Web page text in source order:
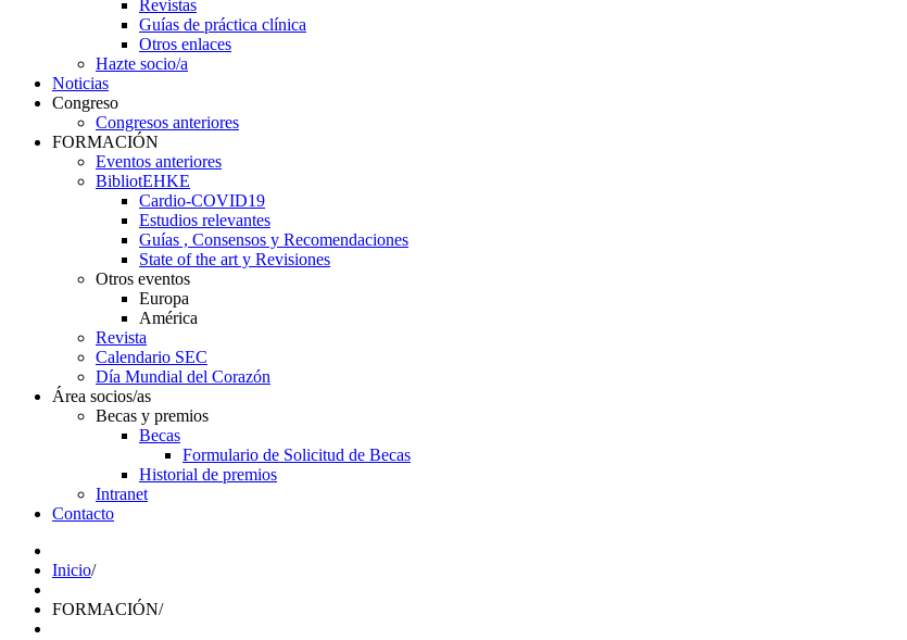
Revistas
Guías de práctica clínica
Otros enlaces
Hazte socio/a
Noticias
Congreso
Congresos anteriores
FORMACIÓN
Eventos anteriores
BibliotEHKE
Cardio-COVID19
Estudios relevantes
Guías , Consensos y Recomendaciones
State of the art y Revisiones
Otros eventos
Europa
América
Revista
Calendario SEC
Día Mundial del Corazón
Área socios/as
Becas y premios
Becas
Formulario de Solicitud de Becas
Historial de premios
Intranet
Contacto
Inicio/
FORMACIÓN/